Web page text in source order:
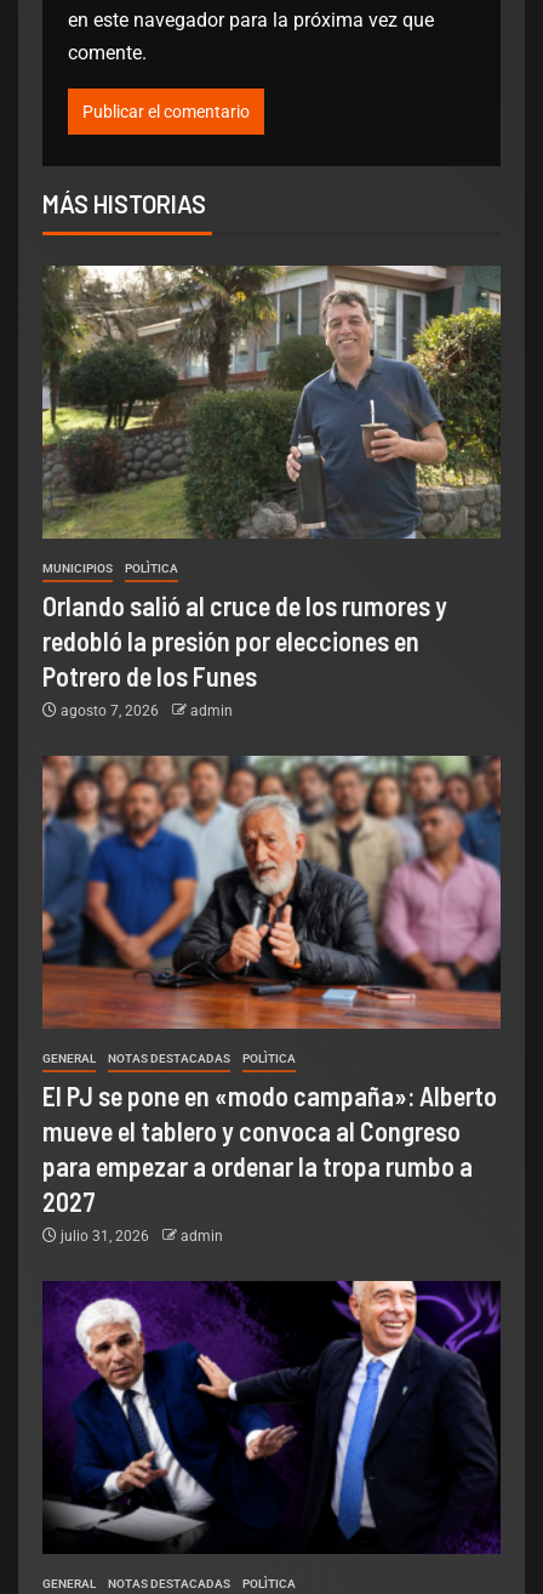
en este navegador para la próxima vez que
comente.
MÁS HISTORIAS
MUNICIPIOS POLÌTICA
Orlando salió al cruce de los rumores y
redobló la presión por elecciones en
Potrero de los Funes
agosto 7, 2026 admin
GENERAL NOTAS DESTACADAS POLÌTICA
El PJ se pone en «modo campaña»: Alberto
mueve el tablero y convoca al Congreso
para empezar a ordenar la tropa rumbo a
2027
julio 31, 2026 admin
GENERAL NOTAS DESTACADAS POLÌTICA